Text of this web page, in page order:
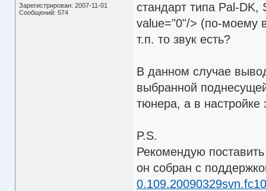
Зарегистрирован: 2007-11-01
Сообщений: 574
стандарт типа Pal-
value="0"/> (по-моему
т.п. то звук есть?
В данном случае
выбранной
тюнера, а в настройке
P.S.
Рекомендую
он собран с